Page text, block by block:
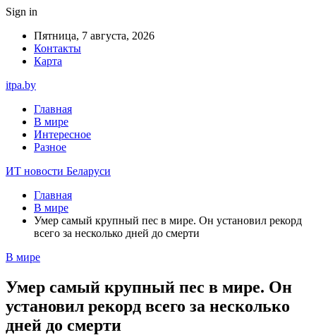
Sign in
Пятница, 7 августа, 2026
Контакты
Карта
itpa.by
Главная
В мире
Интересное
Разное
ИТ новости Беларуси
Главная
В мире
Умер самый крупный пес в мире. Он установил рекорд
всего за несколько дней до смерти
В мире
Умер самый крупный пес в мире. Он
установил рекорд всего за несколько
дней до смерти